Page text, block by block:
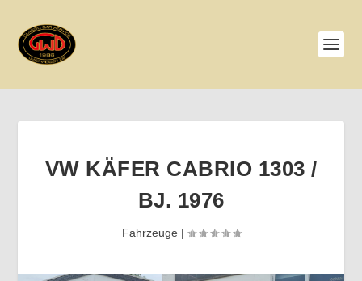
VW KÄFER CABRIO 1303 /
BJ. 1976
Fahrzeuge |